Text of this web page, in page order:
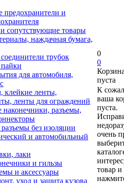
предохранители и
сопутствующие товары
наждачная бумага,
трубок
для автомобиля,
клейкие ленты,
ленты для ограждений
разъемы,
без изоляции
и автомобильный
лаки
и гильзы
и аксессуары
уход и защита кузова
0
0
пуста
К
ваша
пуста.
очень
товар и